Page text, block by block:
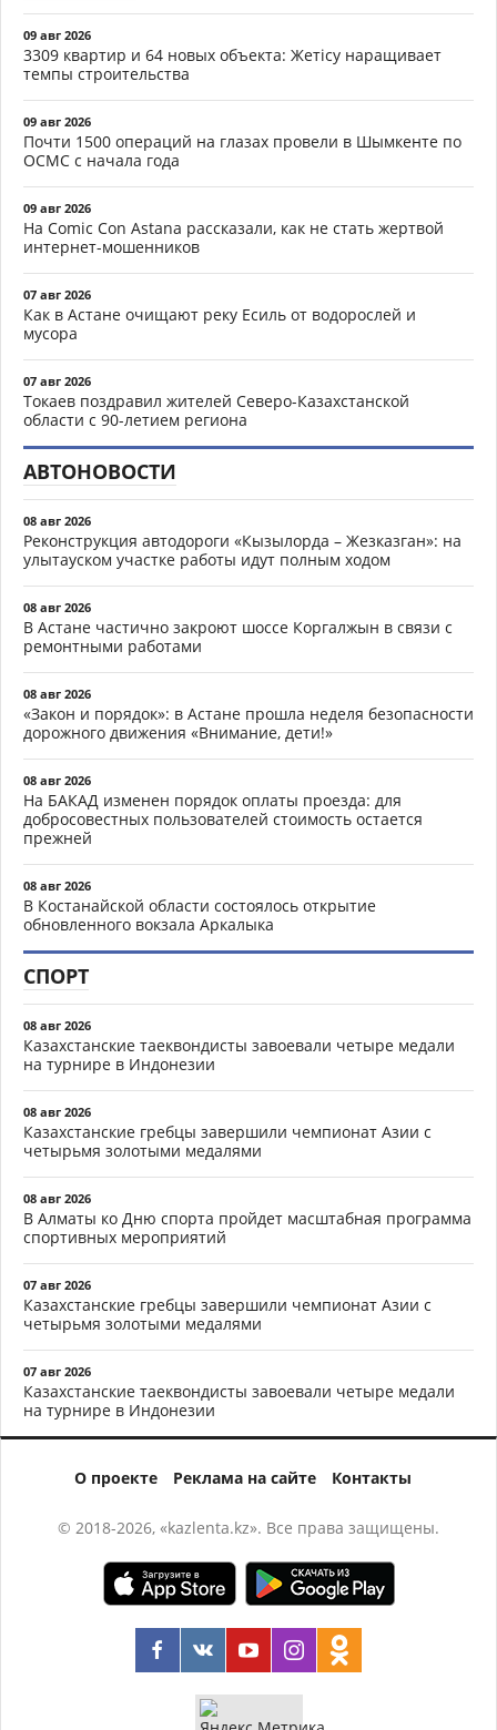
09 авг 2026
3309 квартир и 64 новых объекта: Жетісу наращивает
темпы строительства
09 авг 2026
Почти 1500 операций на глазах провели в Шымкенте по
ОСМС с начала года
09 авг 2026
На Comic Con Astana рассказали, как не стать жертвой
интернет-мошенников
07 авг 2026
Как в Астане очищают реку Есиль от водорослей и
мусора
07 авг 2026
Токаев поздравил жителей Северо-Казахстанской
области с 90-летием региона
АВТОНОВОСТИ
08 авг 2026
Реконструкция автодороги «Кызылорда – Жезказган»: на
улытауском участке работы идут полным ходом
08 авг 2026
В Астане частично закроют шоссе Коргалжын в связи с
ремонтными работами
08 авг 2026
«Закон и порядок»: в Астане прошла неделя безопасности
дорожного движения «Внимание, дети!»
08 авг 2026
На БАКАД изменен порядок оплаты проезда: для
добросовестных пользователей стоимость остается
прежней
08 авг 2026
В Костанайской области состоялось открытие
обновленного вокзала Аркалыка
СПОРТ
08 авг 2026
Казахстанские таеквондисты завоевали четыре медали
на турнире в Индонезии
08 авг 2026
Казахстанские гребцы завершили чемпионат Азии с
четырьмя золотыми медалями
08 авг 2026
В Алматы ко Дню спорта пройдет масштабная программа
спортивных мероприятий
07 авг 2026
Казахстанские гребцы завершили чемпионат Азии с
четырьмя золотыми медалями
07 авг 2026
Казахстанские таеквондисты завоевали четыре медали
на турнире в Индонезии
О проекте Реклама на сайте Контакты
© 2018-2026, «kazlenta.kz». Все права защищены.